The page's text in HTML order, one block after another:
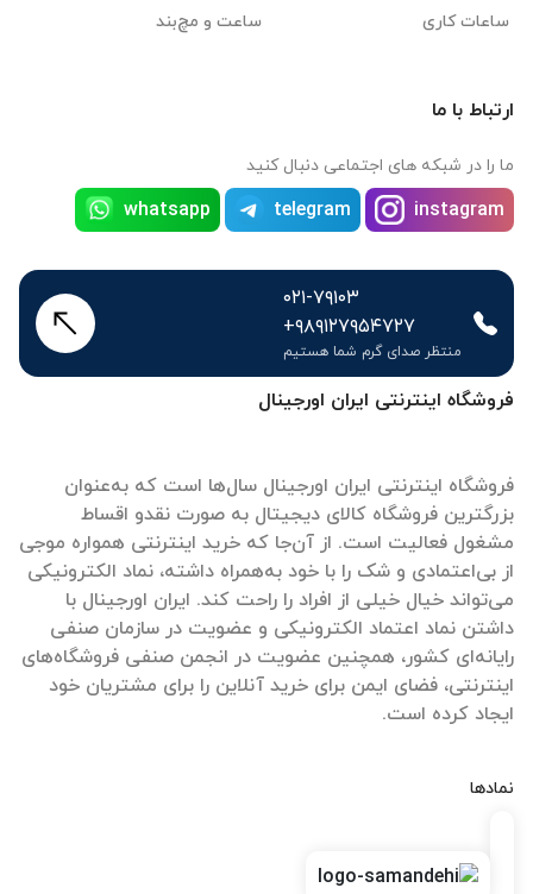
فروشگاه اینترنتی ایران اورجینال
فروشگاه اینترنتی ایران اورجینال سال‌ها است که به‌عنوان
بزرگترین فروشگاه کالای دیجیتال به صورت نقدو اقساط
مشغول فعالیت است. از آن‌جا که خرید اینترنتی همواره موجی
از بی‌اعتمادی و شک را با خود به‌همراه داشته، نماد الکترونیکی
می‌تواند خیال خیلی از افراد را راحت کند. ایران اورجینال با
داشتن نماد اعتماد الکترونیکی و عضویت در سازمان صنفی
رایانه‌ای کشور، همچنین عضویت در انجمن صنفی فروشگاه‌های
اینترنتی، فضای ایمن برای خرید آنلاین را برای مشتریان خود
ایجاد کرده است.
نمادها
ساعات کاری
ساعت و مچ‌بند
ارتباط با ما
ما را در شبکه های اجتماعی دنبال کنید
instagram
telegram
whatsapp
۰۲۱-۷۹۱۰۳
+۹۸۹۱۲۷۹۵۴۷۲۷
منتظر صدای گرم شما هستیم